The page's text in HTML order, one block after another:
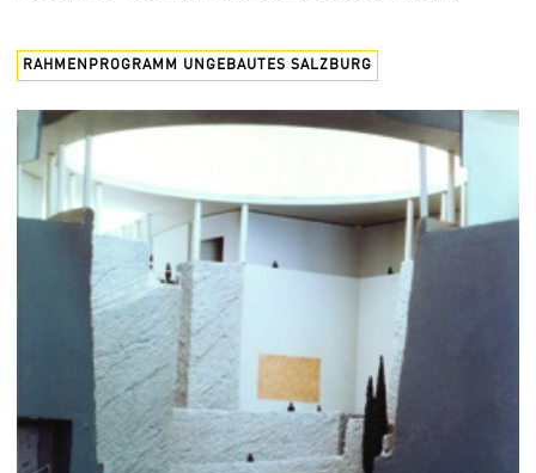
RAHMENPROGRAMM UNGEBAUTES SALZBURG